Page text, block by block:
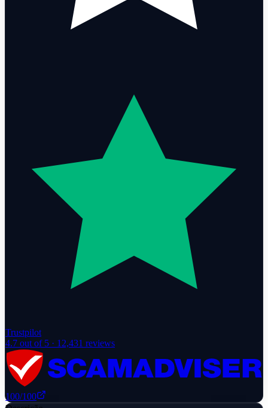
Trustpilot
4.7 out of 5 · 12,431 reviews
100/100